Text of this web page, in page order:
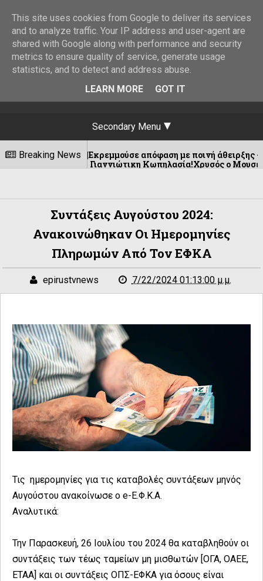
Secondary Menu
Breaking News
||Εκρεμμούσε απόφαση με ποινή άθειρξης -9- ετών για
και τη Γιαννιώτικη Κωπηλασία!Χρυσός ο Μουσελίμης !
Συντάξεις Αυγούστου 2024:
Ανακοινώθηκαν Οι Ημερομηνίες
Πληρωμών Από Τον ΕΦΚΑ
epirustvnews 7/22/2024 01:13:00 μ.μ.
Τις ημερομηνίες για τις καταβολές συντάξεων μηνός
Αυγούστου ανακοίνωσε ο e-Ε.Φ.Κ.Α.
Αναλυτικά:
Την Παρασκευή, 26 Ιουλίου του 2024 θα καταβληθούν οι
συντάξεις των τέως ταμείων μη μισθωτών [ΟΓΑ, ΟΑΕΕ,
ΕΤΑΑ] και οι συντάξεις ΟΠΣ-ΕΦΚΑ για όσους είναι
This site uses cookies from Google to deliver its services
and to analyze traffic. Your IP address and user-agent are
shared with Google along with performance and security
metrics to ensure quality of service, generate usage
statistics, and to detect and address abuse.
LEARN MORE
GOT IT